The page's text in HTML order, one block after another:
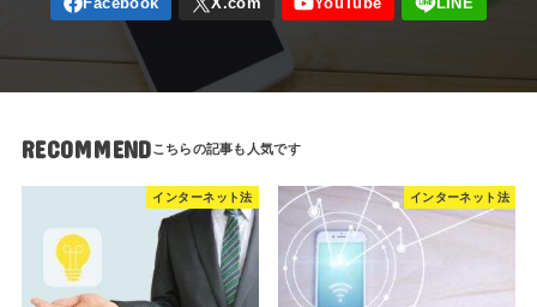
RECOMMEND
インターネット法 インターネット法